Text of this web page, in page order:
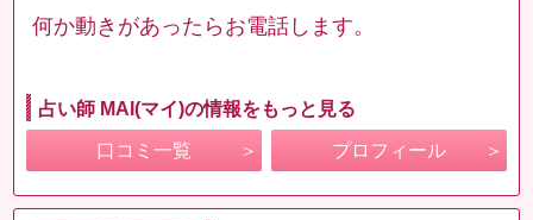
何か動きがあったらお電話します。
占い師 MAI(マイ)の情報をもっと見る
口コミ一覧 プロフィール